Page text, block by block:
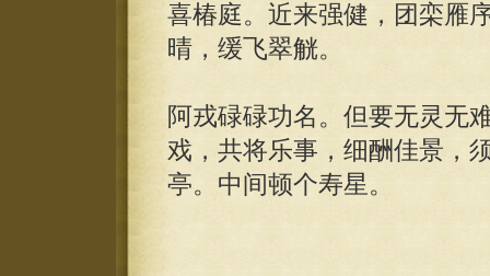
喜椿庭。近来强健，团栾雁
晴，缓飞翠觥。
阿戎碌碌功名。但要无灵无
戏，共将乐事，细酬佳景，
亭。中间顿个寿星。